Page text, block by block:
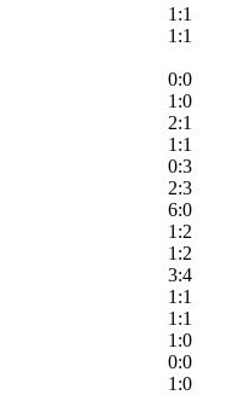
1:1
1:1
0:0
1:0
2:1
1:1
0:3
2:3
6:0
1:2
1:2
3:4
1:1
1:1
1:0
0:0
1:0